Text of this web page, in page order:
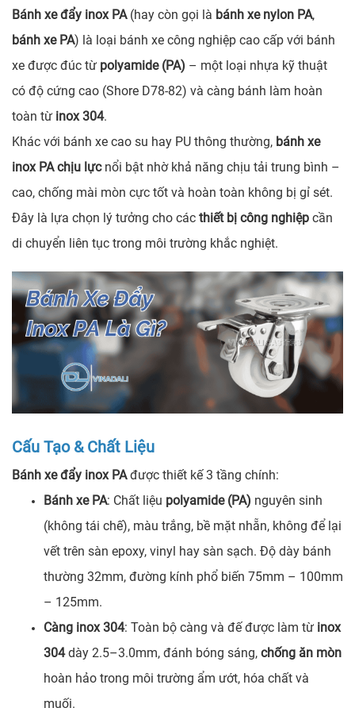
Bánh xe đẩy inox PA(hay còn gọi là bánh xe nylon PA,
bánh xe PA) là loại bánh xe công nghiệp cao cấp với bánh
xe được đúc từ polyamide (PA) – một loại nhựa kỹ thuật
có độ cứng cao (Shore D78-82) và càng bánh làm hoàn
toàn từ inox 304.
Khác với bánh xe cao su hay PU thông thường, bánh xe
inox PA chịu lựcnổi bật nhờ khả năng chịu tải trung bình –
cao, chống mài mòn cực tốt và hoàn toàn không bị gỉ sét.
Đây là lựa chọn lý tưởng cho các thiết bị công nghiệp cần
di chuyển liên tục trong môi trường khắc nghiệt.
Cấu Tạo & Chất Liệu
Bánh xe đẩy inox PAđược thiết kế 3 tầng chính:
Bánh xe PA: Chất liệu polyamide (PA) nguyên sinh
(không tái chế), màu trắng, bề mặt nhẵn, không để lại
vết trên sàn epoxy, vinyl hay sàn sạch. Độ dày bánh
thường 32mm, đường kính phổ biến 75mm – 100mm
– 125mm.
Càng inox 304: Toàn bộ càng và đế được làm từ inox
304dày 2.5–3.0mm, đánh bóng sáng, chống ăn mòn
hoàn hảo trong môi trường ẩm ướt, hóa chất và
muối.